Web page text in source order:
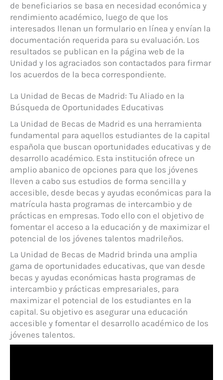
de beneficiarios se basa en necesidad económica y
rendimiento académico, luego de que los
interesados llenan un formulario en línea y envían la
documentación requerida para su evaluación. Los
resultados se publican en la página web de la
Unidad y los agraciados son contactados para firmar
los acuerdos de la beca correspondiente.
La Unidad de Becas de Madrid: Tu Aliado en la
Búsqueda de Oportunidades Educativas
La Unidad de Becas de Madrid es una herramienta
fundamental para aquellos estudiantes de la capital
española que buscan oportunidades educativas y de
desarrollo académico. Esta institución ofrece un
amplio abanico de opciones para que los jóvenes
lleven a cabo sus estudios de forma sencilla y
accesible, desde becas y ayudas económicas para la
matrícula hasta programas de intercambio y de
prácticas en empresas. Todo ello con el objetivo de
fomentar el acceso a la educación y de maximizar el
potencial de los jóvenes talentos madrileños.
La Unidad de Becas de Madrid brinda una amplia
gama de oportunidades educativas, que van desde
becas y ayudas económicas hasta programas de
intercambio y prácticas empresariales, para
maximizar el potencial de los estudiantes en la
capital. Su objetivo es asegurar una educación
accesible y fomentar el desarrollo académico de los
jóvenes talentos.